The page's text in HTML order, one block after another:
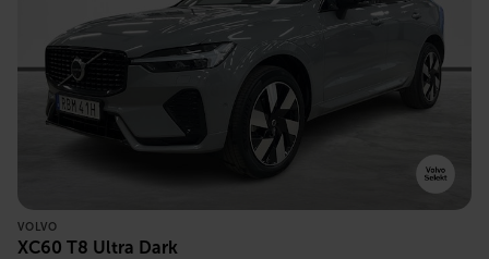
VOLVO
XC60 T8 Ultra Dark